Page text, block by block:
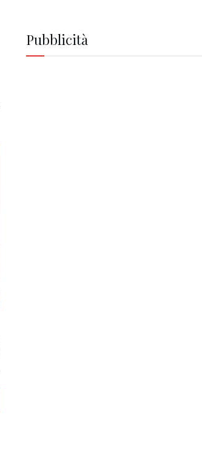
Pubblicità